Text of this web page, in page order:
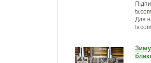
Для
Зиму